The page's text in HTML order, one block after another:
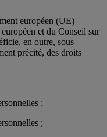
européen (UE)
et du Conseil sur
en outre, sous
précité, des droits
;
;